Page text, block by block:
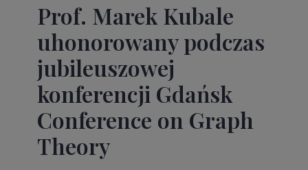
Prof. Marek Kubale
uhonorowany podczas
jubileuszowej
konferencji Gdańsk
Conference on Graph
Theory